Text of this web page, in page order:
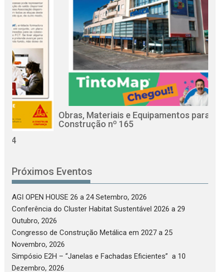
Obras, Materiais e Equipamentos para a
Construção nº 165
Próximos Eventos
AGI OPEN HOUSE 26 a 24 Setembro, 2026
Conferência do Cluster Habitat Sustentável 2026 a 29
Outubro, 2026
Congresso de Construção Metálica em 2027 a 25
Novembro, 2026
Simpósio E2H – “Janelas e Fachadas Eficientes” a 10
Dezembro, 2026